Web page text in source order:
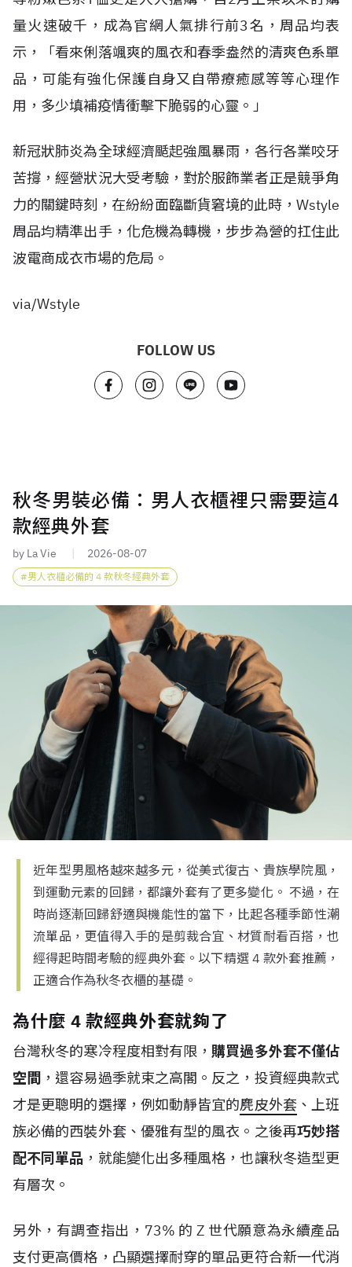
量火速破千，成為官網人氣排行前3名，周品均表
示，「看來俐落颯爽的風衣和春季盎然的清爽色系單
品，可能有強化保護自身又自帶療癒感等等心理作
用，多少填補疫情衝擊下脆弱的心靈。」
新冠狀肺炎為全球經濟颳起強風暴雨，各行各業咬牙
苦撐，經營狀況大受考驗，對於服飾業者正是競爭角
力的關鍵時刻，在紛紛面臨斷貨窘境的此時，Wstyle
周品均精準出手，化危機為轉機，步步為營的扛住此
波電商成衣市場的危局。
via/Wstyle
FOLLOW US
秋冬男裝必備：男人衣櫃裡只需要這4
款經典外套
by La Vie 2026-08-07
男人衣櫃必備的 4 款秋冬經典外套
近年型男風格越來越多元，從美式復古、貴族學院風，
到運動元素的回歸，都讓外套有了更多變化。 不過，在
時尚逐漸回歸舒適與機能性的當下，比起各種季節性潮
流單品，更值得入手的是剪裁合宜、材質耐看百搭，也
經得起時間考驗的經典外套。以下精選 4 款外套推薦，
正適合作為秋冬衣櫃的基礎。
為什麼 4 款經典外套就夠了
台灣秋冬的寒冷程度相對有限， 購買過多外套不僅佔
空間 ，還容易過季就束之高閣。反之，投資經典款式
才是更聰明的選擇，例如動靜皆宜的麂皮外套、上班
族必備的西裝外套、優雅有型的風衣。之後再巧妙搭
配不同單品 ，就能變化出多種風格，也讓秋冬造型更
有層次。
另外，有調查指出， 73% 的 Z 世代願意為永續產品
支付更高價格，凸顯選擇耐穿的單品更符合新一代消